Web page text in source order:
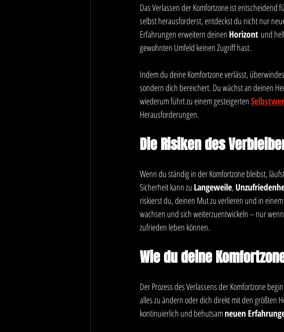
Das Verlassen der Komfortzone ist entscheidend
selbst herausforderst, entdeckst du nicht nur
Erfahrungen erweitern deinen Horizont und
gewohnten Umfeld keinen Zugriff hast.
Indem du deine Komfortzone verlässt,
sondern dich bereichert. Du wächst an deinen
wiederum führt zu einem gesteigerten
Herausforderungen.
Die Risiken des
Wenn du ständig in der Komfortzone bleibst,
Sicherheit kann zu Langeweile,
riskierst du, deinen Mut zu verlieren und in
wachsen und sich weiterzuentwickeln – nur
zufrieden leben können.
Wie du deine
Der Prozess des Verlassens der Komfortzone
alles zu ändern oder dich direkt mit den größten
kontinuierlich und behutsam neuen